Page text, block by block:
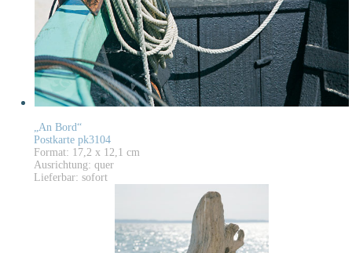
„An Bord“
Postkarte pk3104
Format: 17,2 x 12,1 cm
Ausrichtung: quer
Lieferbar: sofort